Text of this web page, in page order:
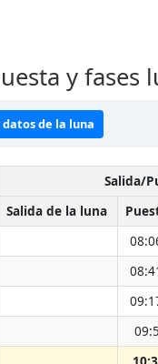
y fases
datos de la luna
Salida/
Salida de la luna